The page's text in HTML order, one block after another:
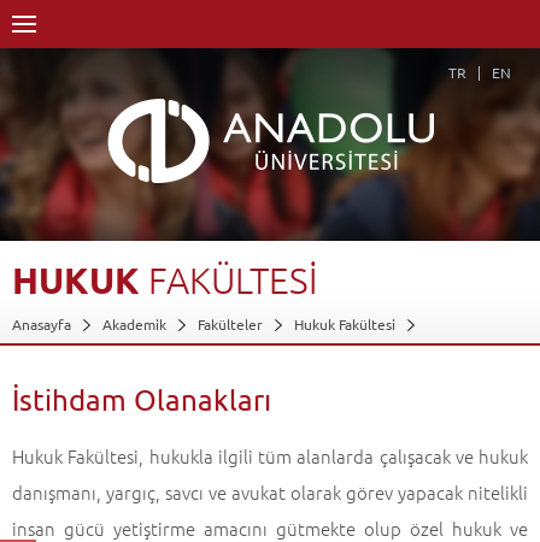
TR EN
HUKUK FAKÜLTESİ
Anasayfa Akademik Fakülteler
Hukuk Fakültesi
İstihdam Olanakları
Hukuk Fakültesi, hukukla ilgili tüm alanlarda çalışacak ve hukuk
danışmanı, yargıç, savcı ve avukat olarak görev yapacak nitelikli
insan gücü yetiştirme amacını gütmekte olup özel hukuk ve